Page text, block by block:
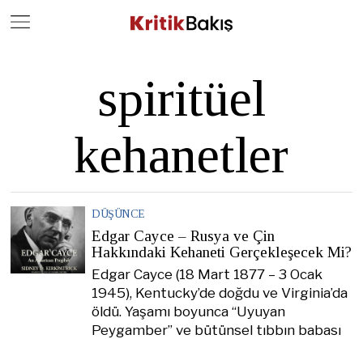
spiritüel
kehanetler
DÜŞÜNCE
Edgar Cayce – Rusya ve Çin
Hakkındaki Kehaneti Gerçekleşecek Mi?
Edgar Cayce (18 Mart 1877 – 3 Ocak
1945), Kentucky’de doğdu ve Virginia’da
öldü. Yaşamı boyunca “Uyuyan
Peygamber” ve bütünsel tıbbın babası